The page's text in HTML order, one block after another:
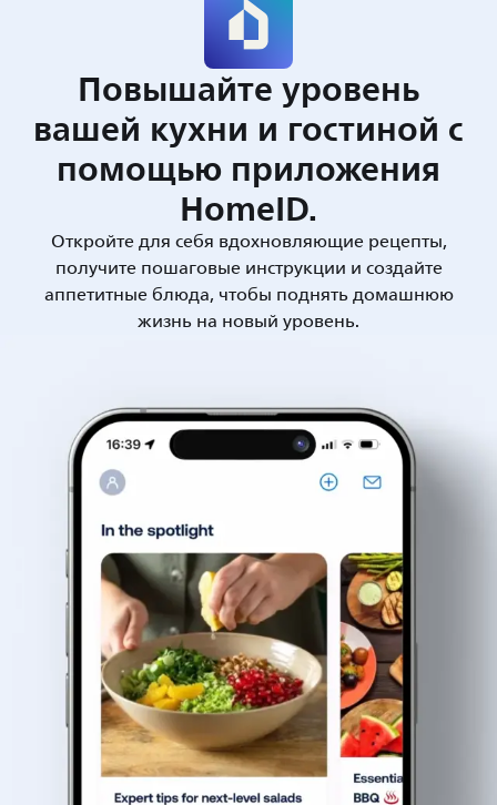
Повышайте уровень
вашей кухни и гостиной с
помощью приложения
HomeID.
Откройте для себя вдохновляющие рецепты,
получите пошаговые инструкции и создайте
аппетитные блюда, чтобы поднять домашнюю
жизнь на новый уровень.